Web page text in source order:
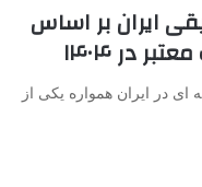
ایران بر اساس
در ۱۴۰۴
در ایران همواره یکی از